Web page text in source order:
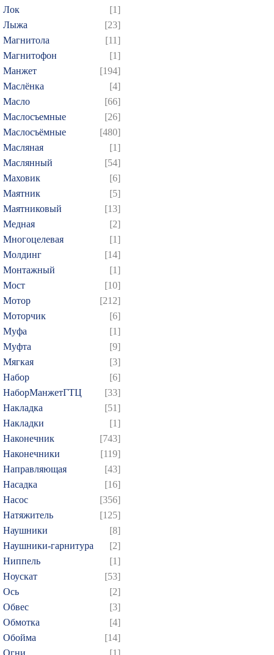
Лок
[1]
Лыжа
[23]
Магнитола
[11]
Магнитофон
[1]
Манжет
[194]
Маслёнка
[4]
Масло
[66]
Маслосъемные
[26]
Маслосъёмные
[480]
Масляная
[1]
Маслянный
[54]
Маховик
[6]
Маятник
[5]
Маятниковый
[13]
Медная
[2]
Многоцелевая
[1]
Молдинг
[14]
Монтажный
[1]
Мост
[10]
Мотор
[212]
Моторчик
[6]
Муфа
[1]
Муфта
[9]
Мягкая
[3]
Набор
[6]
НаборМанжетГТЦ
[33]
Накладка
[51]
Накладки
[1]
Наконечник
[743]
Наконечники
[119]
Направляющая
[43]
Насадка
[16]
Насос
[356]
Натяжитель
[125]
Наушники
[8]
Наушники-гарнитура
[2]
Ниппель
[1]
Ноускат
[53]
Оcь
[2]
Обвес
[3]
Обмотка
[4]
Обойма
[14]
Огни
[1]